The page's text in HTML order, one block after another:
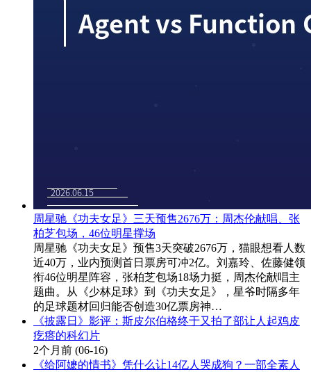
周星驰《功夫女足》三天预售2676万：周杰伦献唱、张
柏芝包场，46位明星撑场
周星驰《功夫女足》预售3天突破2676万，猫眼想看人数
近40万，业内预测首日票房可冲2亿。刘嘉玲、佐藤健领
衔46位明星阵容，张柏芝包场18场力挺，周杰伦献唱主
题曲。从《少林足球》到《功夫女足》，星爷时隔多年
的足球题材回归能否创造30亿票房神…
《披露日》影评：斯皮尔伯格终于又拍了部让人起鸡皮
疙瘩的科幻片
2个月前 (06-16)
《给阿嬷的情书》凭什么让14亿人哭成狗？一部全素人